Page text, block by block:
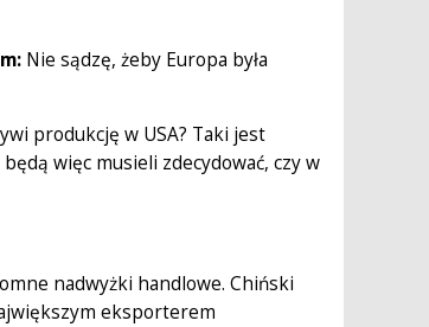
Nie sądzę, żeby Europa była
produkcję w USA? Taki jest
więc musieli zdecydować, czy w
nadwyżki handlowe. Chiński
eksporterem